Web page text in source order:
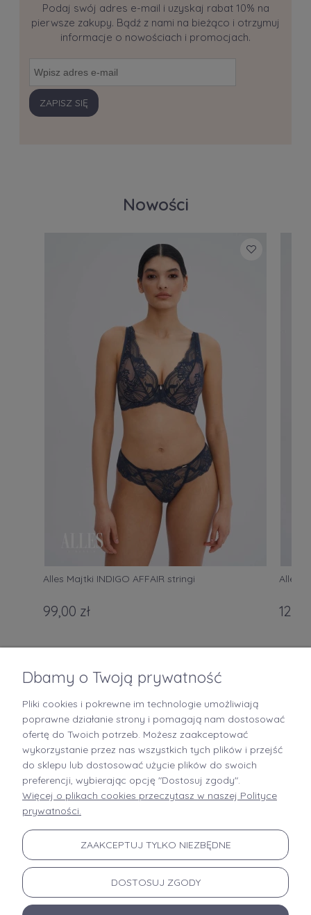
Podaj swój adres e-mail i uzyskaj rabat 10% na
pierwsze zakupy. Bądź z nami na bieżąco i otrzymuj
informacje o nowościach i promocjach.
ZAPISZ SIĘ
Nowości
Alles Majtki INDIGO AFFAIR stringi
99,00 zł
Alles
+48 519 712 949
kontakt@brastory.pl
(od poniedziałku do piątku, w godzinach 9:00-15:00 oraz w soboty od 9:00-13:00)
PŁATNOŚCI I DOSTAWA
Dbamy o Twoją prywatność
Pliki cookies i pokrewne im technologie umożliwiają
poprawne działanie strony i pomagają nam dostosować
ofertę do Twoich potrzeb. Możesz zaakceptować
wykorzystanie przez nas wszystkich tych plików i przejść
do sklepu lub dostosować użycie plików do swoich
preferencji, wybierając opcję "Dostosuj zgody".
Więcej o plikach cookies przeczytasz w naszej Polityce
prywatności.
ZAAKCEPTUJ TYLKO NIEZBĘDNE
DOSTOSUJ ZGODY